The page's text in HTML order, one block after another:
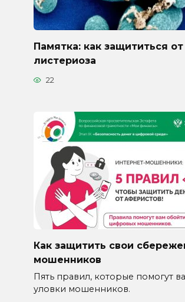
Памятка: как защититься от
листериоза
22
Как защитить свои
мошенников
Пять правил, которые помогут
уловки мошенников.